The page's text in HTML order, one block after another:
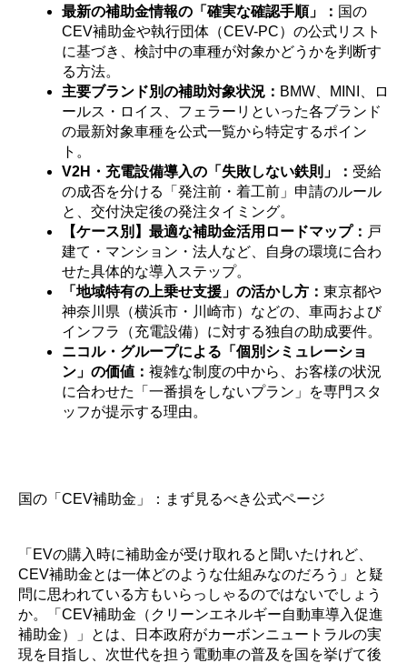
最新の補助金情報の「確実な確認手順」： 国の
CEV補助金や執行団体（CEV-PC）の公式リスト
に基づき、検討中の車種が対象かどうかを判断す
る方法。
主要ブランド別の補助対象状況： BMW、MINI、ロ
ールス・ロイス、フェラーリといった各ブランド
の最新対象車種を公式一覧から特定するポイン
ト。
V2H・充電設備導入の「失敗しない鉄則」： 受給
の成否を分ける「発注前・着工前」申請のルール
と、交付決定後の発注タイミング。
【ケース別】最適な補助金活用ロードマップ： 戸
建て・マンション・法人など、自身の環境に合わ
せた具体的な導入ステップ。
「地域特有の上乗せ支援」の活かし方： 東京都や
神奈川県（横浜市・川崎市）などの、車両および
インフラ（充電設備）に対する独自の助成要件。
ニコル・グループによる「個別シミュレーショ
ン」の価値： 複雑な制度の中から、お客様の状況
に合わせた「一番損をしないプラン」を専門スタ
ッフが提示する理由。
国の「CEV補助金」：まず見るべき公式ページ
「EVの購入時に補助金が受け取れると聞いたけれど、
CEV補助金とは一体どのような仕組みなのだろう」と疑
問に思われている方もいらっしゃるのではないでしょう
か。「CEV補助金（クリーンエネルギー自動車導入促進
補助金）」とは、日本政府がカーボンニュートラルの実
現を目指し、次世代を担う電動車の普及を国を挙げて後